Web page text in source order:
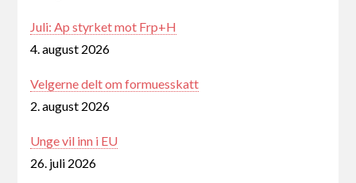
Juli: Ap styrket mot Frp+H
4. august 2026
Velgerne delt om formuesskatt
2. august 2026
Unge vil inn i EU
26. juli 2026